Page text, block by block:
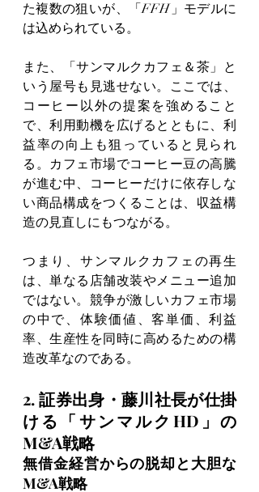
た複数の狙いが、「FFH」モデルに
は込められている。
また、「サンマルクカフェ＆茶」と
いう屋号も見逃せない。ここでは、
コーヒー以外の提案を強めること
で、利用動機を広げるとともに、利
益率の向上も狙っていると見られ
る。カフェ市場でコーヒー豆の高騰
が進む中、コーヒーだけに依存しな
い商品構成をつくることは、収益構
造の見直しにもつながる。
つまり、サンマルクカフェの再生
は、単なる店舗改装やメニュー追加
ではない。競争が激しいカフェ市場
の中で、体験価値、客単価、利益
率、生産性を同時に高めるための構
造改革なのである。
2. 証券出身・藤川社長が仕掛
ける「サンマルクHD」の
M&A戦略
無借金経営からの脱却と大胆な
M&A戦略